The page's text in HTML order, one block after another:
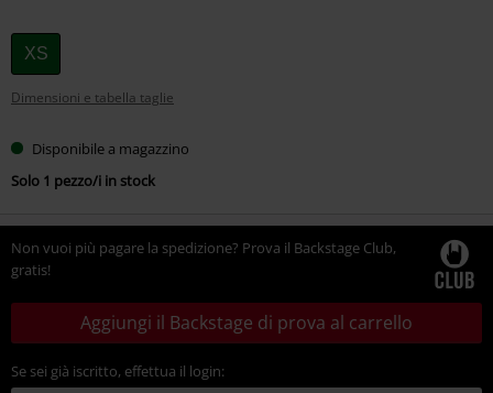
Scegli
la
tua
XS
Dimensioni e tabella taglie
Disponibile a magazzino
Solo 1 pezzo/i in stock
Non vuoi più pagare la spedizione? Prova il Backstage Club,
gratis!
Aggiungi il Backstage di prova al carrello
Se sei già iscritto, effettua il login: